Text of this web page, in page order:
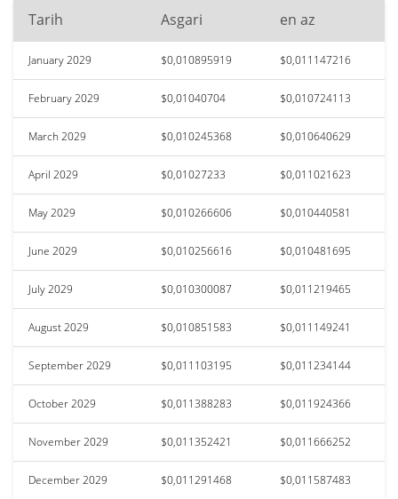
Tarih Asgari en az
January 2029 $0,010895919 $0,011147216
February 2029 $0,01040704 $0,010724113
March 2029 $0,010245368 $0,010640629
April 2029 $0,01027233 $0,011021623
May 2029 $0,010266606 $0,010440581
June 2029 $0,010256616 $0,010481695
July 2029 $0,010300087 $0,011219465
August 2029 $0,010851583 $0,011149241
September 2029 $0,011103195 $0,011234144
October 2029 $0,011388283 $0,011924366
November 2029 $0,011352421 $0,011666252
December 2029 $0,011291468 $0,011587483